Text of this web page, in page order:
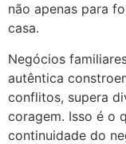
não apenas para
casa.
Negócios
autêntica
conflitos, supera
coragem. Isso é o
continuidade do